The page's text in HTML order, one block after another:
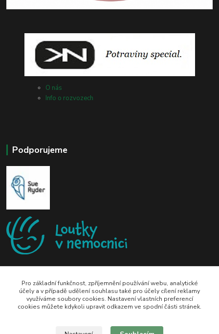
O nás
Info o rozvozech
Podporujeme
zeli-kn@seznam.cz
Pro základní funkčnost, zpříjemnění používání webu, analytické
účely a v případě udělení souhlasu také pro účely cílení reklamy
využíváme soubory cookies. Nastavení vlastních preferencí
cookies můžete kdykoli upravit odkazem ve spodní části stránek.